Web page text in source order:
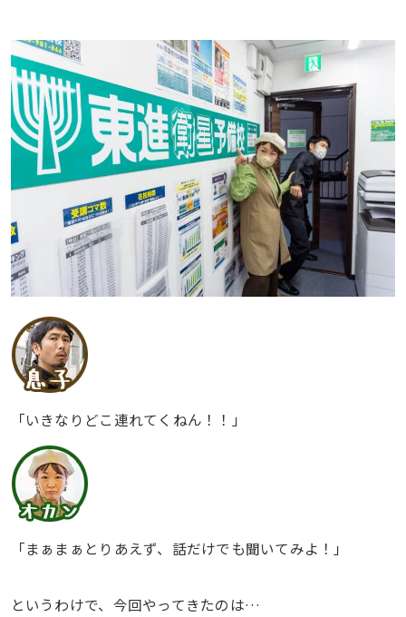
「いきなりどこ連れてくねん！！」
「まぁまぁとりあえず、話だけでも聞いてみよ！」
というわけで、今回やってきたのは…